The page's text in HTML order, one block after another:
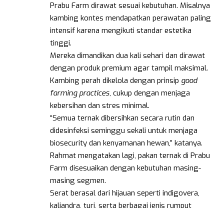
Prabu Farm dirawat sesuai kebutuhan. Misalnya
kambing kontes mendapatkan perawatan paling
intensif karena mengikuti standar estetika
tinggi.
Mereka dimandikan dua kali sehari dan dirawat
dengan produk premium agar tampil maksimal.
Kambing perah dikelola dengan prinsip good
farming practices, cukup dengan menjaga
kebersihan dan stres minimal.
“Semua ternak dibersihkan secara rutin dan
didesinfeksi seminggu sekali untuk menjaga
biosecurity dan kenyamanan hewan,” katanya.
Rahmat mengatakan lagi, pakan ternak di Prabu
Farm disesuaikan dengan kebutuhan masing-
masing segmen.
Serat berasal dari hijauan seperti indigovera,
kaliandra, turi, serta berbagai jenis rumput